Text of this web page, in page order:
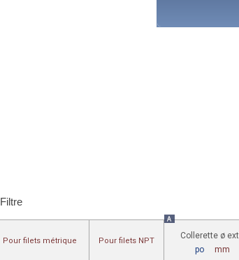
Filtre
Pour filets métrique Pour filets NPT
A
Collerette ø ext.
po
mm